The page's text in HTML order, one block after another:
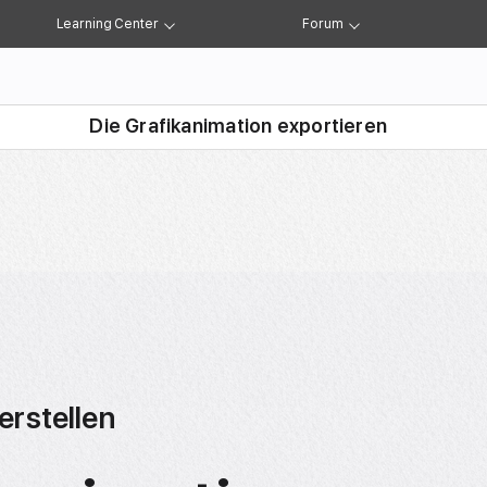
Learning Center Forum
Die Grafikanimation exportieren
Die Grafik zeichnen Die Zeichnungen animieren Mehrere